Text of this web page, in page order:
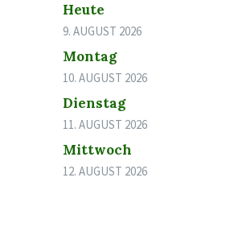
Heute
9. AUGUST 2026
Montag
10. AUGUST 2026
Dienstag
11. AUGUST 2026
Mittwoch
12. AUGUST 2026